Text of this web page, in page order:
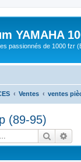
YAMAHA
passionnés de 1000 fzr
Ventes ventes
(89-95)